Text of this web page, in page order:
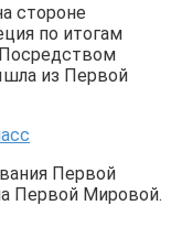
стороне
по итогам
из Первой
Первой
Первой Мировой.